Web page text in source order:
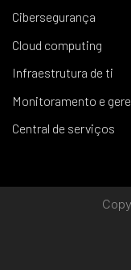
Cibersegurança
Cloud computing
Infraestrutura de ti
Monitoramento e
Central de serviços